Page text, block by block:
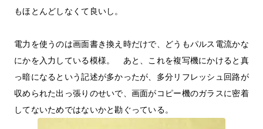
もほとんどしなくて良いし。
電力を使うのは画面書き換え時だけで、どうもパルス電流かな
にかを入力している模様。 あと、これを複写機にかけると真
っ暗になるという記述が多かったが、多分リフレッシュ回路が
収められた出っ張りのせいで、画面がコピー機のガラスに密着
してないためではないかと勘ぐっている。